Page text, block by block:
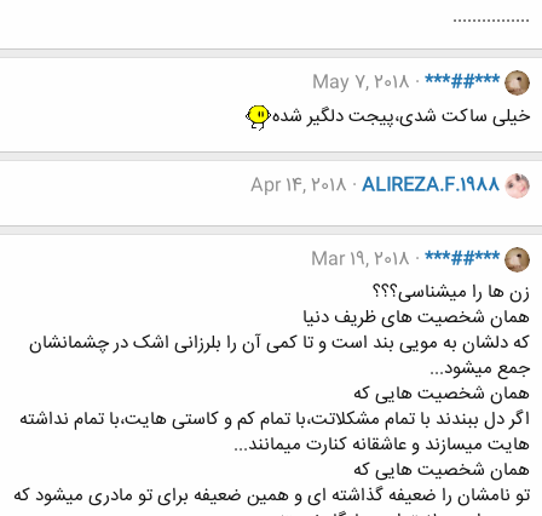
................
***##***
May 7, 2018
خیلی ساکت شدی،پیجت دلگیر شده
ALIREZA.F.1988
Apr 14, 2018
***##***
Mar 19, 2018
زن ها را میشناسی؟؟؟
همان شخصیت های ظریف دنیا
که دلشان به مویی بند است و تا کمی آن را بلرزانی اشک در چشمانشان
جمع میشود...
همان شخصیت هایی که
اگر دل ببندند با تمام مشکلاتت،با تمام کم و کاستی هایت،با تمام نداشته
هایت میسازند و عاشقانه کنارت میمانند...
همان شخصیت هایی که
تو نامشان را ضعیفه گذاشته ای و همین ضعیفه برای تو مادری میشود که